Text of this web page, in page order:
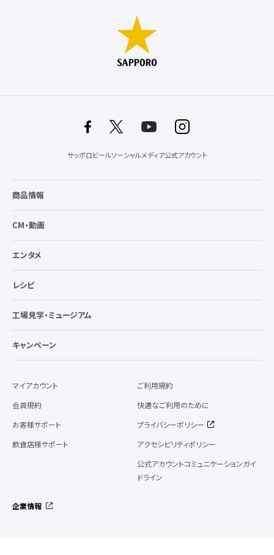
サッポロビールソーシャルメディア公式アカウント
商品情報
CM・動画
エンタメ
レシピ
工場見学・ミュージアム
キャンペーン
マイアカウント
会員規約
お客様サポート
飲食店様サポート
ご利用規約
快適なご利用のために
プライバシーポリシー
アクセシビリティポリシー
公式アカウントコミュニケーションガイ
ドライン
企業情報